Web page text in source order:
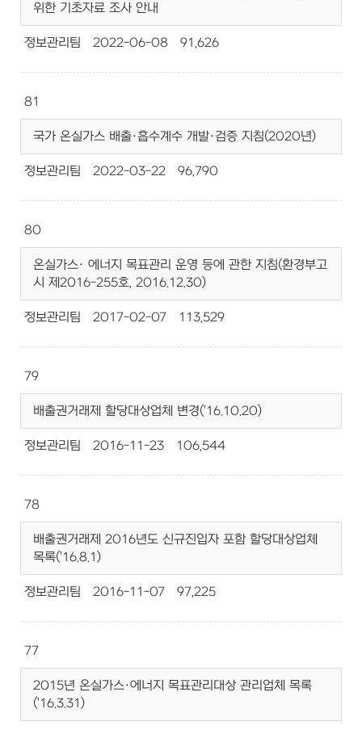
위한 기초자료 조사 안내
정보관리팀 2022-06-08 91,626
81
국가 온실가스 배출·흡수계수 개발·검증 지침(2020년)
정보관리팀 2022-03-22 96,790
80
온실가스· 에너지 목표관리 운영 등에 관한 지침(환경부고
시 제2016-255호, 2016.12.30)
정보관리팀 2017-02-07 113,529
79
배출권거래제 할당대상업체 변경('16.10.20)
정보관리팀 2016-11-23 106,544
78
배출권거래제 2016년도 신규진입자 포함 할당대상업체
목록('16.8.1)
정보관리팀 2016-11-07 97,225
77
2015년 온실가스·에너지 목표관리대상 관리업체 목록
('16.3.31)